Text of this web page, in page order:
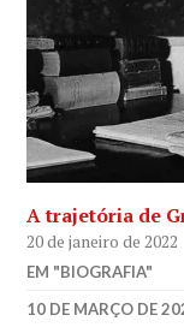
A trajetória de
20 de janeiro de 2022
EM "BIOGRAFIA"
ANA
10 DE MARÇO DE